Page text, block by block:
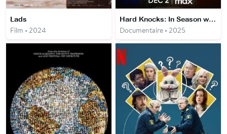
Lads
Film • 2024
Hard Knocks: In Season with the NFC East
Documentaire • 2025